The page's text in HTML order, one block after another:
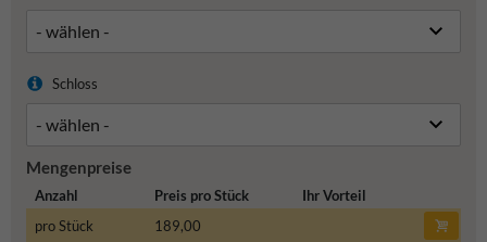
Schloss
Mengenpreise
Anzahl Preis pro Stück
Ihr Vorteil
pro Stück
189,00